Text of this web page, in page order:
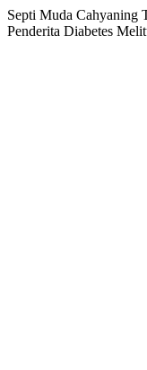
Septi Muda Cahyaning
Penderita Diabetes